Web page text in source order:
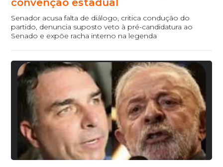
convenção estadual
Senador acusa falta de diálogo, critica condução do
partido, denuncia suposto veto à pré-candidatura ao
Senado e expõe racha interno na legenda